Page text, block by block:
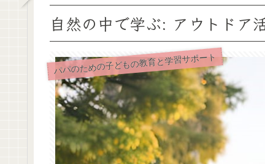
自然の中で学ぶ: アウトドア
パパのための子どもの教育と学習サポート